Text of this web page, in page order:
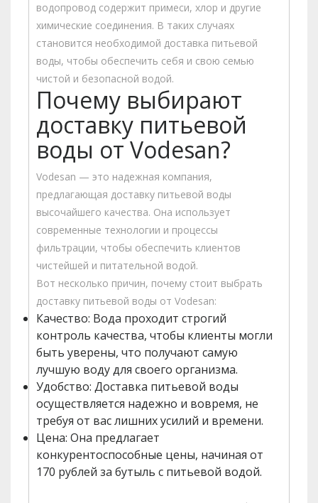
водопровод содержит примеси, хлор и другие
химические соединения. В таких случаях
становится необходимой доставка питьевой
воды, чтобы обеспечить себя и свою семью
чистой и безопасной водой.
Почему выбирают
доставку питьевой
воды от Vodesan?
Vodesan — это надежная компания,
предлагающая доставку питьевой воды
высочайшего качества. Она использует
современные технологии и процессы
фильтрации, чтобы обеспечить клиентов
чистейшей и питательной водой.
Вот несколько причин, почему стоит выбрать
доставку питьевой воды от Vodesan:
Качество: Вода проходит строгий
контроль качества, чтобы клиенты могли
быть уверены, что получают самую
лучшую воду для своего организма.
Удобство: Доставка питьевой воды
осуществляется надежно и вовремя, не
требуя от вас лишних усилий и времени.
Цена: Она предлагает
конкурентоспособные цены, начиная от
170 рублей за бутыль с питьевой водой.